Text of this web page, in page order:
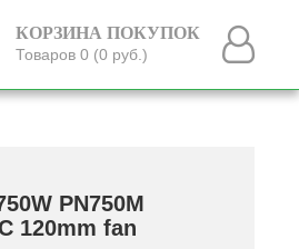
КОРЗИНА ПОКУПОК
Товаров 0 (0 руб.)
PN750M
120mm fan